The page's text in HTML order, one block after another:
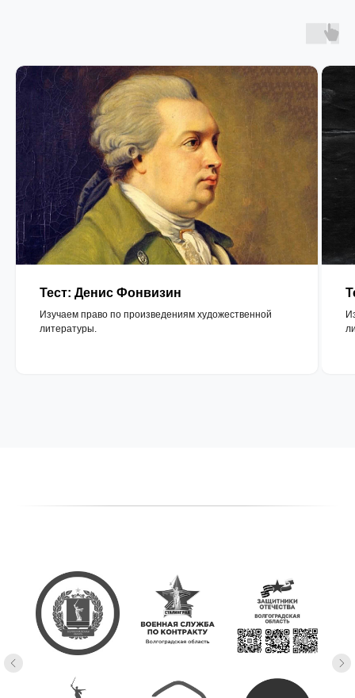
Тест: Денис Фонвизин
Изучаем право по произведениям художественной
литературы.